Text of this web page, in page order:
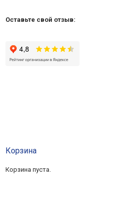
Оставьте свой отзыв:
Корзина
Корзина пуста.